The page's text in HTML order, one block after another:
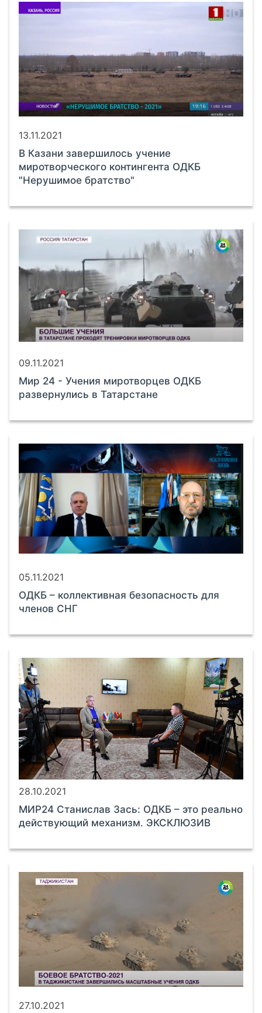
13.11.2021
В Казани завершилось учение
миротворческого контингента ОДКБ
"Нерушимое братство"
09.11.2021
Мир 24 - Учения миротворцев ОДКБ
развернулись в Татарстане
05.11.2021
ОДКБ – коллективная безопасность для
членов СНГ
28.10.2021
МИР24 Станислав Зась: ОДКБ – это реально
действующий механизм. ЭКСКЛЮЗИВ
27.10.2021